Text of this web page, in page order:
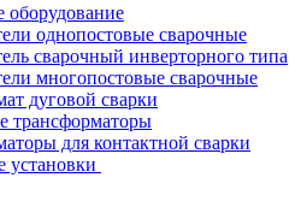
оборудование
однопостовые сварочные
сварочный инверторного типа
многопостовые сварочные
дуговой сварки
трансформаторы
для контактной сварки
установки